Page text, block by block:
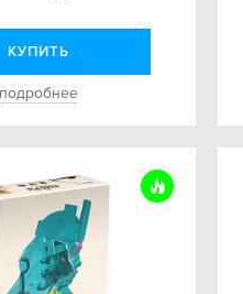
КУПИТЬ
подробнее